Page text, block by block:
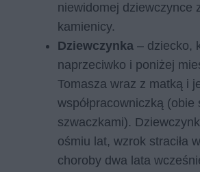
niewidomej dziewczynce
kamienicy.
Dziewczynka – dziecko,
naprzeciwko i poniżej
Tomasza wraz z matką i
współpracowniczką (obie
szwaczkami).
ośmiu lat, wzrok straciła
choroby dwa lata